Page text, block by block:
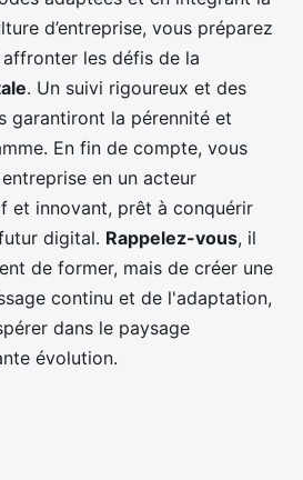
d’entreprise, vous préparez
les défis de la
. Un suivi rigoureux et des
garantiront la pérennité et
En fin de compte, vous
en un acteur
et innovant, prêt à conquérir
digital. Rappelez-vous, il
de former, mais de créer une
continu et de l'adaptation,
dans le paysage
évolution.